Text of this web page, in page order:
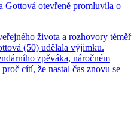
Gottová otevřeně promluvila o
života a rozhovory téměř
(50) udělala výjimku.
zpěváka, náročném
cítí, že nastal čas znovu se